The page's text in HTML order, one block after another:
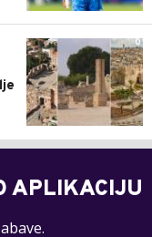
0
APLIKACIJU